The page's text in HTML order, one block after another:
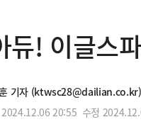
듀! 이글스
기자 (ktwsc28@dailian.co.kr)
2024.12.06 20:55 수정